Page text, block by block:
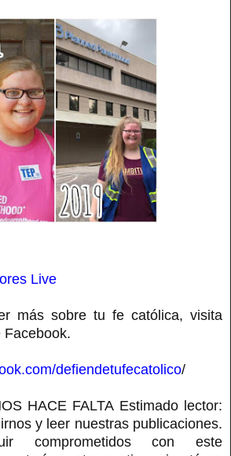
Live
más sobre tu fe católica, visita
Facebook.
defiendetufecatolico/
HACE FALTA Estimado lector:
y leer nuestras publicaciones.
comprometidos con este